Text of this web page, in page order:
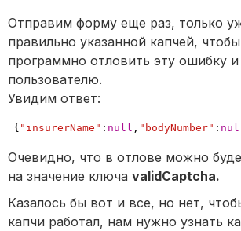
Отправим форму еще раз, только
правильно указанной капчей,
программно отловить эту ошибку
пользователю.
Увидим ответ:
{ "insurerName" : null , "bodyNumber" :
Очевидно, что в отлове можно
на значение ключа validCaptcha.
Казалось бы вот и все, но нет,
капчи работал, нам нужно узнать